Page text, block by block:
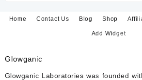
Home Contact Us Blog Shop
Add Widget
Glowganic
Glowganic Laboratories was founded